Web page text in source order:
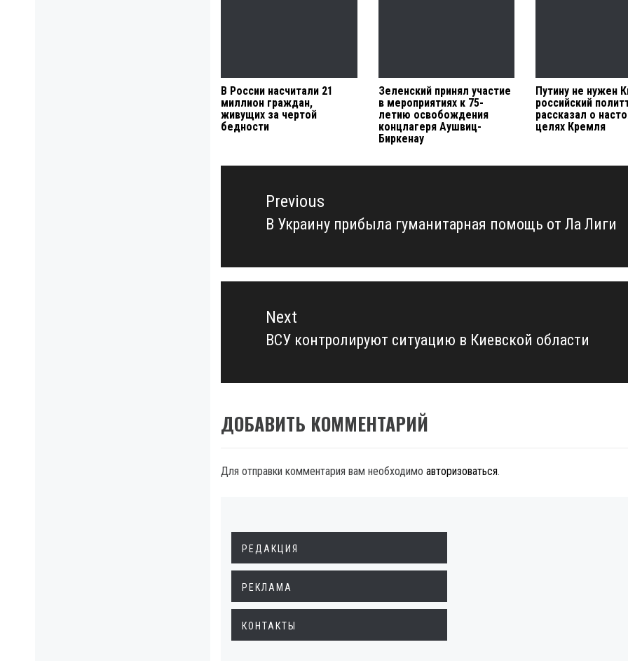
В России насчитали 21
миллион граждан,
живущих за чертой
бедности
Зеленский принял участие
в мероприятиях к 75-
летию освобождения
концлагеря Аушвиц-
Биркенау
Путину не нужен
российский
рассказал о
целях Кремля
Навигация
записямPrevious
Previous
В Украину прибыла гуманитарная помощь от Ла Лиги
Next
Next
ВСУ контролируют ситуацию в Киевской области
ДОБАВИТЬ КОММЕНТАРИЙ
Для отправки комментария вам необходимо авторизоваться.
РЕДАКЦИЯ
РЕКЛАМА
КОНТАКТЫ